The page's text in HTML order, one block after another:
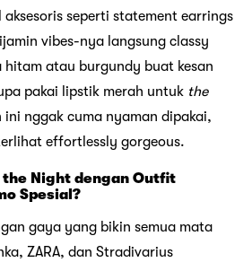
seperti statement earrings
vibes-nya langsung classy
hitam atau burgundy buat kesan
pakai lipstik merah untuk the
ini nggak cuma nyaman dipakai,
effortlessly gorgeous.
the Night dengan Outfit
Spesial?
gaya yang bikin semua mata
ZARA, dan Stradivarius